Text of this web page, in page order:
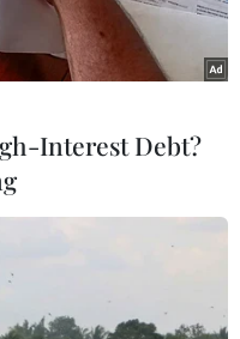
Interest Debt?